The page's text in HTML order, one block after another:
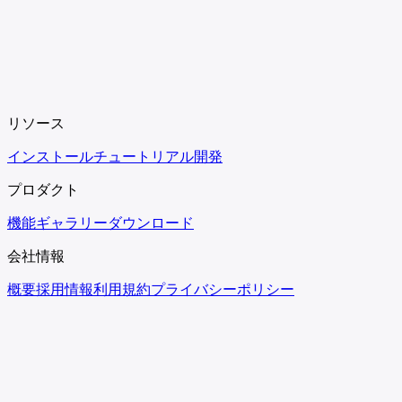
リソース
インストールチュートリアル開発
プロダクト
機能ギャラリーダウンロード
会社情報
概要採用情報利用規約プライバシーポリシー